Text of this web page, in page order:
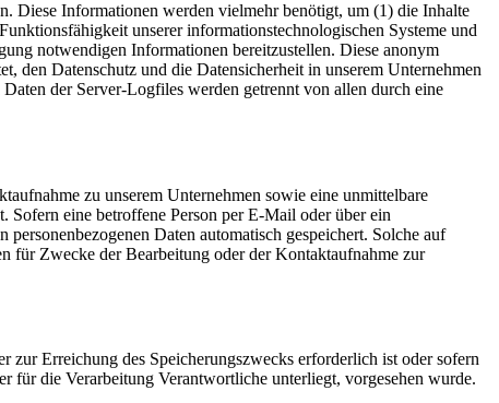
Diese Informationen werden vielmehr benötigt, um (1) die Inhalte
unserer informationstechnologischen Systeme und
notwendigen Informationen bereitzustellen. Diese anonym
den Datenschutz und die Datensicherheit in unserem Unternehmen
der Server-Logfiles werden getrennt von allen durch eine
zu unserem Unternehmen sowie eine unmittelbare
Sofern eine betroffene Person per E-Mail oder über ein
Daten automatisch gespeichert. Solche auf
für Zwecke der Bearbeitung oder der Kontaktaufnahme zur
zur Erreichung des Speicherungszwecks erforderlich ist oder sofern
für die Verarbeitung Verantwortliche unterliegt, vorgesehen wurde.